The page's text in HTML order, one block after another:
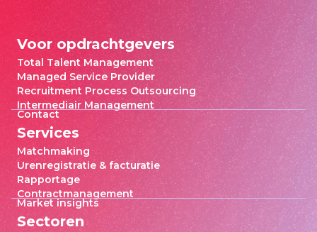
Voor opdrachtgevers
Total Talent Management
Managed Service Provider
Recruitment Process Outsourcing
Intermediair Management
Contact
Services
Matchmaking
Urenregistratie & facturatie
Rapportage
Contractmanagement
Market insights
Sectoren